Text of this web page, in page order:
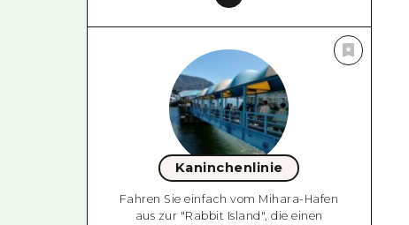
Kaninchenlinie
Fahren Sie einfach vom Mihara-Hafen
aus zur "Rabbit Island", die einen